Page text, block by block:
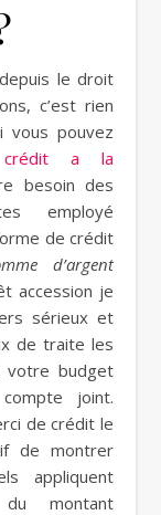
c’est rien
vous pouvez
crédit a la
besoin des
employé
de crédit
d’argent
accession je
sérieux et
de traite les
votre budget
joint.
de crédit le
de montrer
appliquent
montant